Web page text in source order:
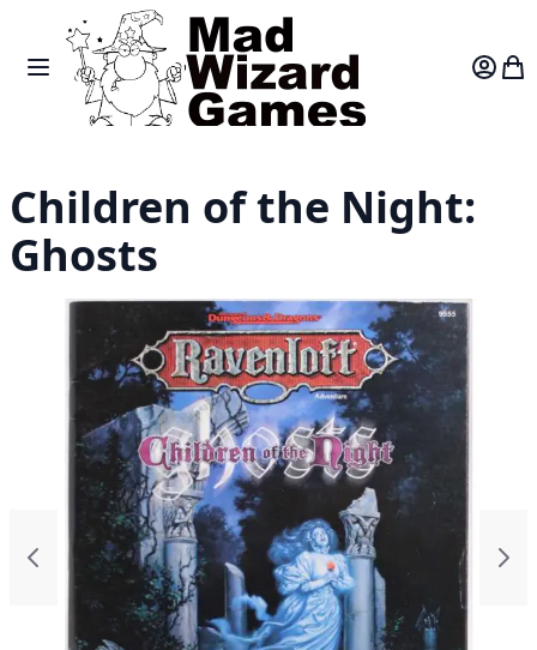
Skip to Content
Toggle Nav
Children of the Night:
Ghosts